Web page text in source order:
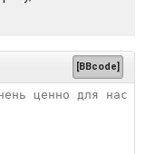
[BBcode]